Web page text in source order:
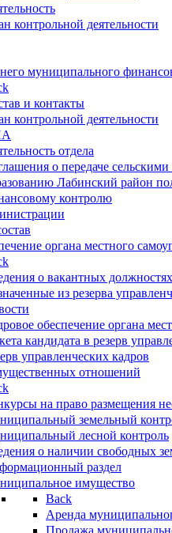
контрольной деятельности
муниципального
и контакты
контрольной деятельности
отдела
о передаче
Лабинский район
контролю
органа местного
о вакантных
из резерва
обеспечение органа
кандидата в резерв
управленческих кадров
отношений
на право размещения
земельный
лесной контроль
о наличии свободных
раздел
имущество
Back
Аренда
Продажа